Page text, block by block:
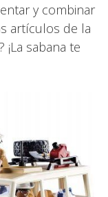
y combinar
artículos de la
sabana te